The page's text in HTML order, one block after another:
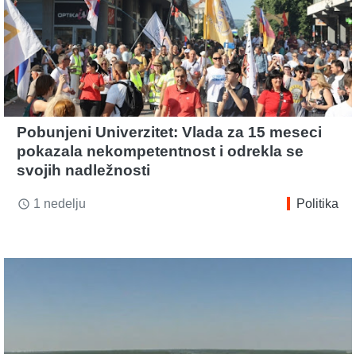
Pobunjeni Univerzitet: Vlada za 15 meseci
pokazala nekompetentnost i odrekla se
svojih nadležnosti
access_time 1 nedelju Politika